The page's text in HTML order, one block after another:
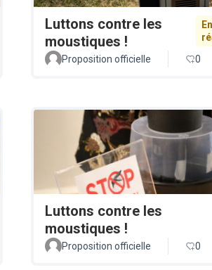
Luttons contre les
moustiques !
Proposition officielle
0
Luttons contre les
moustiques !
Proposition officielle 0